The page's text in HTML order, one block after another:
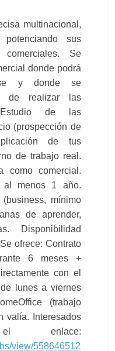
multinacional,
potenciando sus
Se
donde podrá
y donde se
de realizar las
Estudio de las
(prospección de
de tus
de trabajo real.
como comercial.
al menos 1 año.
mínimo
de aprender,
Disponibilidad
ofrece: Contrato
6 meses +
con el
lunes a viernes
(trabajo
valía. Interesados
enlace:
view/558646512